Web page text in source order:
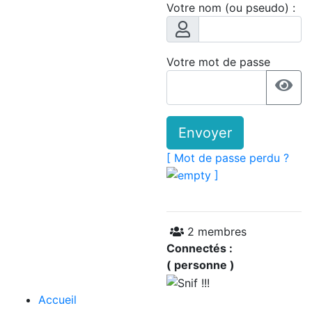
Votre nom (ou pseudo) :
Votre mot de passe
Envoyer
[ Mot de passe perdu ?
]
2 membres
Connectés :
( personne )
Accueil